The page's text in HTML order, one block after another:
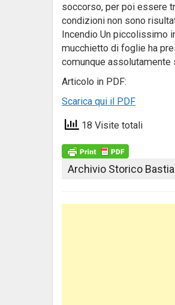
soccorso, per poi essere
condizioni non sono
Incendio Un piccolissimo
mucchietto di foglie ha
comunque assolutamente
Articolo in PDF:
Scarica qui il PDF
18 Visite totali
Archivio Storico